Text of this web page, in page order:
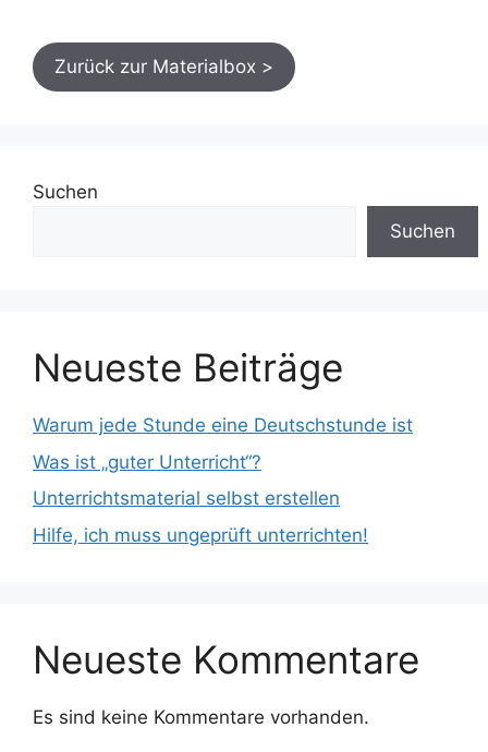
Zurück zur Materialbox >
Suchen
Suchen
Neueste Beiträge
Warum jede Stunde eine Deutschstunde ist
Was ist „guter Unterricht“?
Unterrichtsmaterial selbst erstellen
Hilfe, ich muss ungeprüft unterrichten!
Neueste Kommentare
Es sind keine Kommentare vorhanden.